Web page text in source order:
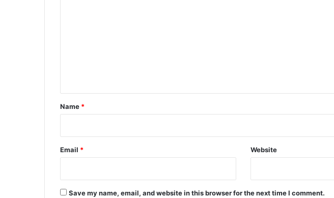
*
Name *
Email * Website
Save my name, email, and website in this browser for the next time I comment.